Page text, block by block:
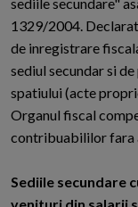
1329/2004.
de inregistrare
sediul secundar si
spatiului (acte
Organul fiscal
contribuabililor fara
Sediile secundare